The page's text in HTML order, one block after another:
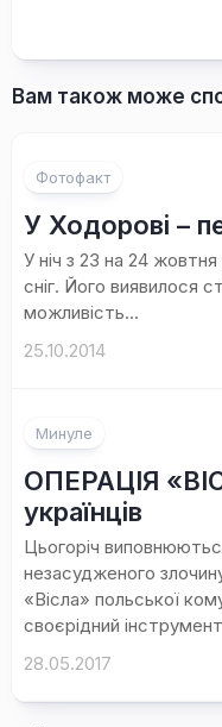
Вам також може
Фотофакт
У Ходорові –
У ніч з 23 на 24
сніг. Його виявилося
можливість...
25.10.2014
Минуле
ОПЕРАЦІЯ
українців
Цьогоріч
незасудженого
«Вісла» польської
своєрідний
28.05.2017